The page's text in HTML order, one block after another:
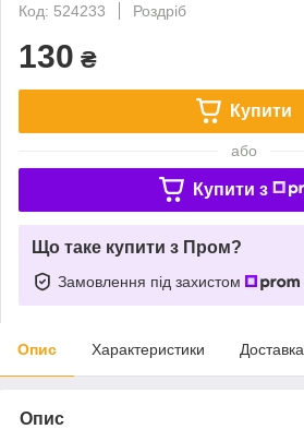
Код: 524233
Роздріб
130 ₴
Купити
або
Купити з
Що таке купити з Пром?
Замовлення під захистом
Опис Характеристики Доставка
Опис